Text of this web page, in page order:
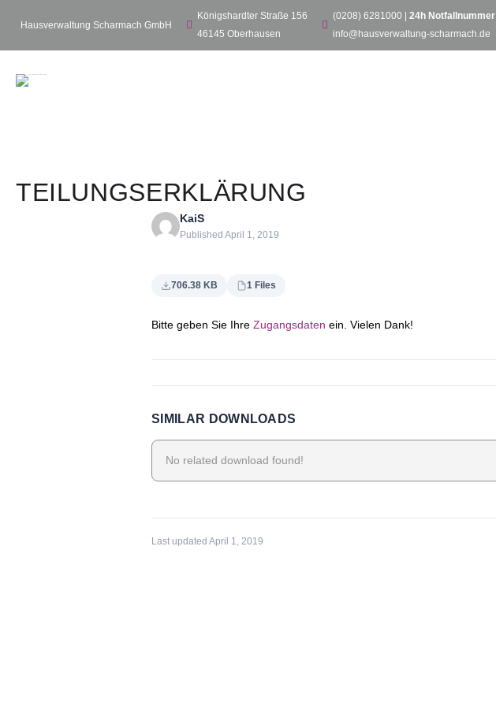
Hausverwaltung Scharmach GmbH
Königshardter Straße 156
46145 Oberhausen
(0208) 6281000 24h Notfallnummer
info@hausverwaltung-scharmach.de
TEILUNGSERKLÄRUNG
KaiS
Published April 1, 2019
706.38 KB 1 Files
Bitte geben Sie Ihre Zugangsdaten ein. Vielen Dank!
SIMILAR DOWNLOADS
No related download found!
Last updated April 1, 2019